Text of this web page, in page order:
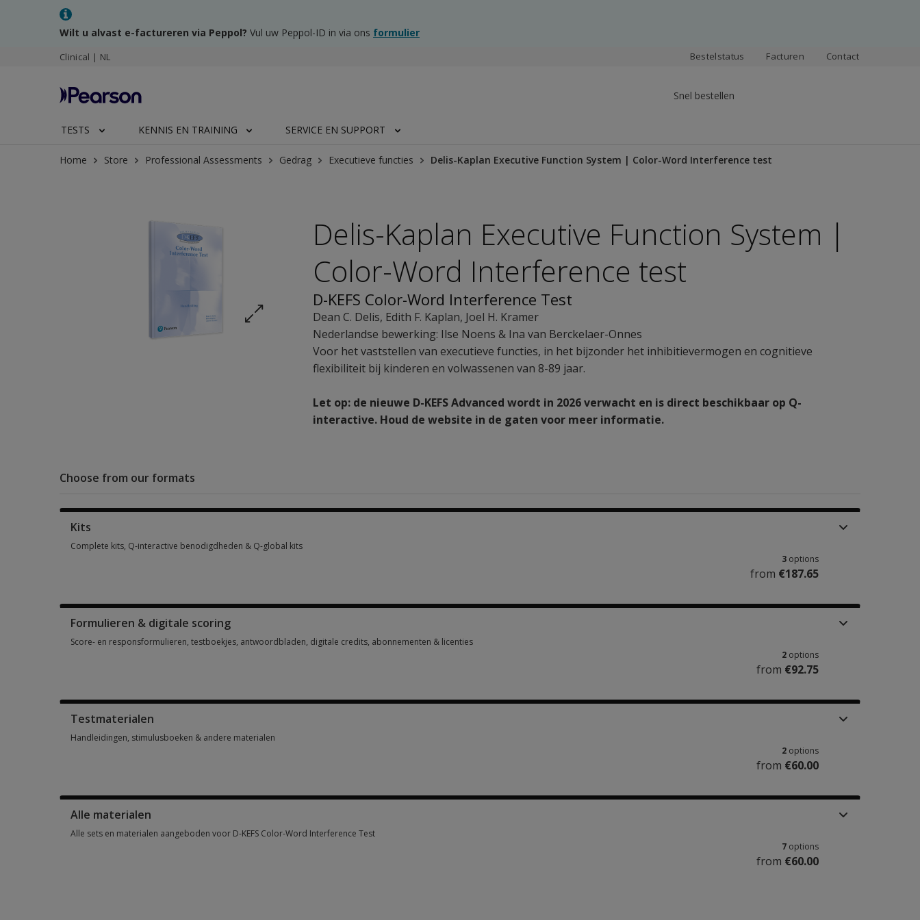
Wilt u alvast e-factureren via Peppol? Vul uw Peppol-ID in via ons formulier
Clinical | NL Bestelstatus Facturen Contact
Snel bestellen
TESTS KENNIS EN TRAINING SERVICE EN SUPPORT
Home Store Professional Assessments Gedrag Executieve functies Delis-Kaplan Executive Function System | Color-Word Interference test
Delis-Kaplan Executive Function System |
Color-Word Interference test
D-KEFS Color-Word Interference Test
Dean C. Delis, Edith F. Kaplan, Joel H. Kramer
Nederlandse bewerking: Ilse Noens & Ina van Berckelaer-Onnes
Voor het vaststellen van executieve functies, in het bijzonder het inhibitievermogen en cognitieve
flexibiliteit bij kinderen en volwassenen van 8-89 jaar.
Let op: de nieuwe D-KEFS Advanced wordt in 2026 verwacht en is direct beschikbaar op Q-
interactive. Houd de website in de gaten voor meer informatie.
Choose from our formats
Kits
Complete kits, Q-interactive benodigdheden & Q-global kits
3 options
from €187.65
Formulieren & digitale scoring
Score- en responsformulieren, testboekjes, antwoordbladen, digitale credits, abonnementen & licenties
2 options
from €92.75
Testmaterialen
Handleidingen, stimulusboeken & andere materialen
2 options
from €60.00
Alle materialen
Alle sets en materialen aangeboden voor D-KEFS Color-Word Interference Test
7 options
from €60.00